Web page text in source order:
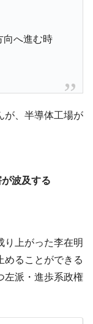
向へ進む時
が、半導体工場が
波及する
り上がった李在明
めることができる
左派・進歩系政権